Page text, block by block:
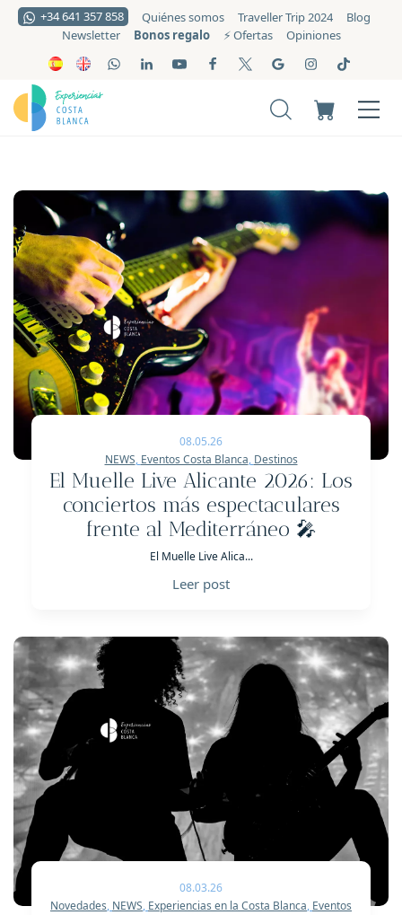
+34 641 357 858 Quiénes somos Traveller Trip 2024
Blog
Newsletter
Bonos regalo ⚡️ Ofertas Opiniones
08.05.26
NEWS, Eventos Costa Blanca, Destinos
El Muelle Live Alicante 2026: Los
conciertos más espectaculares
frente al Mediterráneo 🎤
El Muelle Live Alica...
Leer post
08.03.26
Novedades, NEWS, Experiencias en la Costa Blanca, Eventos